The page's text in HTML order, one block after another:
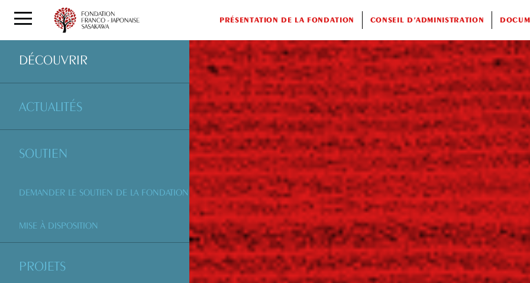
PRÉSENTATION DE LA FONDATION CONSEIL D’ADMINISTRATION
DÉCOUVRIR
ACTUALITÉS
SOUTIEN
DEMANDER LE SOUTIEN DE LA FONDATION
MISE À DISPOSITION
PROJETS